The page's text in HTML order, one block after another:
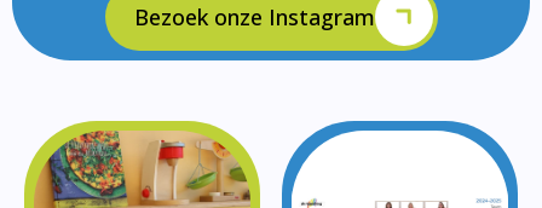
Bezoek onze Instagram